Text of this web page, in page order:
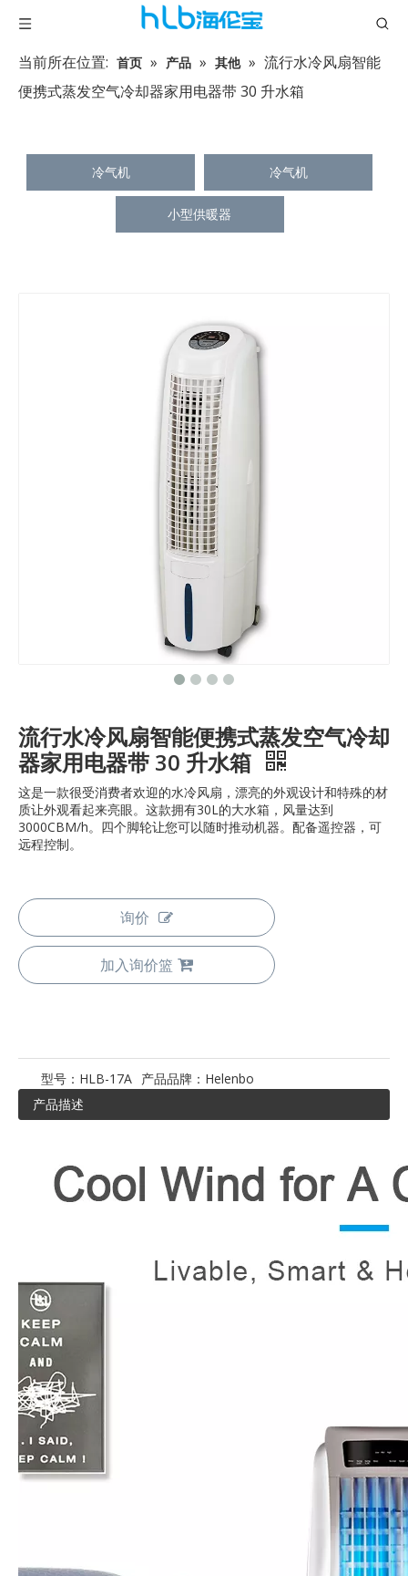
当前所在位置: 首页 » 产品 » 其他 » 流行水冷风扇智能
便携式蒸发空气冷却器家用电器带 30 升水箱
冷气机 冷气机
小型供暖器
流行水冷风扇智能便携式蒸发空气冷却
器家用电器带 30 升水箱
这是一款很受消费者欢迎的水冷风扇，漂亮的外观设计和特殊的材
质让外观看起来亮眼。这款拥有30L的大水箱，风量达到
3000CBM/h。四个脚轮让您可以随时推动机器。配备遥控器，可
远程控制。
询价
加入询价篮
型号： HLB-17A 产品品牌： Helenbo
产品描述